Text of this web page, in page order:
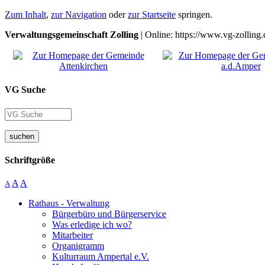
Zum Inhalt, zur Navigation oderzur Startseite springen.
Verwaltungsgemeinschaft Zolling | Online: https://www.vg-
VG Suche
suchen
Schriftgröße
A A A
Rathaus - Verwaltung
Bürgerbüro und Bürgerservice
Was erledige ich wo?
Mitarbeiter
Organigramm
Kulturraum Ampertal e.V.